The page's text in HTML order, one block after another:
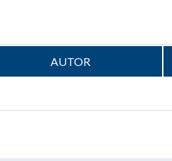
AUTOR